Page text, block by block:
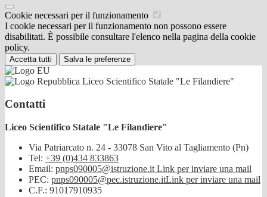
Cookie necessari per il funzionamento
I cookie necessari per il funzionamento non possono essere
disabilitati. È possibile consultare l'elenco nella pagina della cookie
policy.
Accetta tutti Salva le preferenze
Liceo Scientifico Statale "Le Filandiere"
Contatti
Liceo Scientifico Statale "Le Filandiere"
Via Patriarcato n. 24 - 33078 San Vito al Tagliamento (Pn)
Tel: +39 (0)434 833863
Email: pnps090005@istruzione.it Link per inviare una mail
PEC: pnps090005@pec.istruzione.itLink per inviare una mail
C.F.: 91017910935